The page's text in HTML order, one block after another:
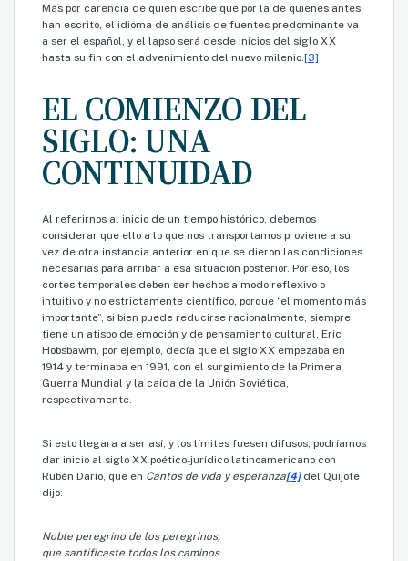
Más por carencia de quien escribe que por la de quienes antes
han escrito, el idioma de análisis de fuentes predominante va
a ser el español, y el lapso será desde inicios del siglo XX
hasta su fin con el advenimiento del nuevo milenio. [3]
EL COMIENZO DEL
SIGLO: UNA
CONTINUIDAD
Al referirnos al inicio de un tiempo histórico, debemos
considerar que ello a lo que nos transportamos proviene a su
vez de otra instancia anterior en que se dieron las condiciones
necesarias para arribar a esa situación posterior. Por eso, los
cortes temporales deben ser hechos a modo reflexivo o
intuitivo y no estrictamente científico, porque “el momento más
importante”, si bien puede reducirse racionalmente, siempre
tiene un atisbo de emoción y de pensamiento cultural. Eric
Hobsbawm, por ejemplo, decía que el siglo XX empezaba en
1914 y terminaba en 1991, con el surgimiento de la Primera
Guerra Mundial y la caída de la Unión Soviética,
respectivamente.
Si esto llegara a ser así, y los límites fuesen difusos, podríamos
dar inicio al siglo XX poético-jurídico latinoamericano con
Rubén Darío, que en Cantos de vida y esperanza[4]del Quijote
dijo:
Noble peregrino de los peregrinos,
que santificaste todos los caminos